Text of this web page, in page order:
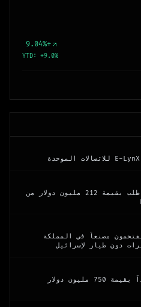
+
9.04%
YTD: +9.0%
شركة إلبت سيستمز تحصل على طلب بقيمة 212 مليون دولار من
مصنعاً في المملكة
دون طيار لإسرائيل
شركة إلبيت سيستمز تحصد عقداً بقيمة 750 مليون دولار